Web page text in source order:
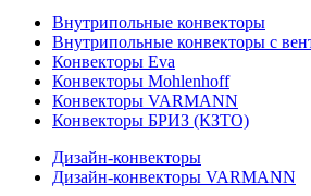
Внутрипольные конвекторы
Внутрипольные конвекторы с
Конвекторы Eva
Конвекторы Mohlenhoff
Конвекторы VARMANN
Конвекторы БРИЗ (КЗТО)
Дизайн-конвекторы
Дизайн-конвекторы VARMANN